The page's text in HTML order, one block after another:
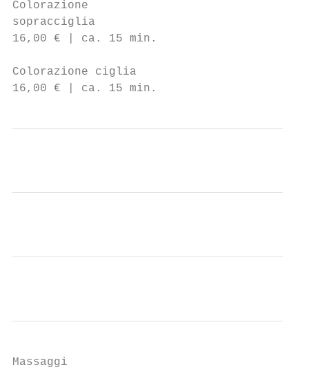
Colorazione
sopracciglia
16,00 € | ca. 15 min.
Colorazione ciglia
16,00 € | ca. 15 min.
Massaggi